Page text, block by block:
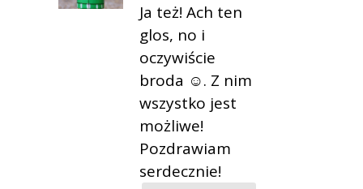
Ja też! Ach ten
glos, no i
oczywiście
broda ☺. Z nim
wszystko jest
możliwe!
Pozdrawiam
serdecznie!